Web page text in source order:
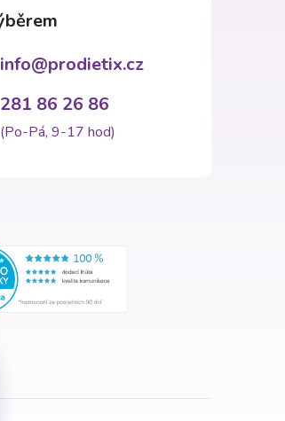
info@prodietix.cz
281 86 26 86
(Po-Pá, 9-17 hod)